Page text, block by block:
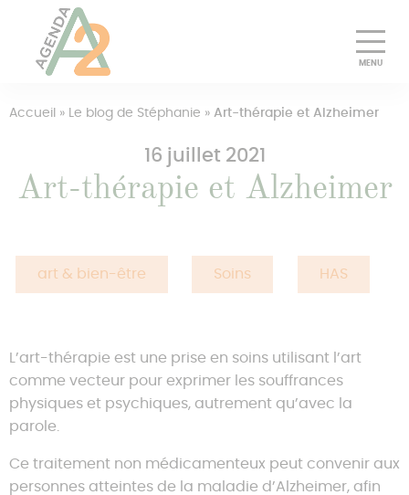
Découvrir
Essayer gratuitement
Pourquoi choisir Agenda A2
Nous contacter
Accueil » Le blog de Stéphanie » Art-thérapie et Alzheimer
16 juillet 2021
Art-thérapie et Alzheimer
art & bien-être Soins HAS
L’art-thérapie est une prise en soins utilisant l’art
comme vecteur pour exprimer les souffrances
physiques et psychiques, autrement qu’avec la
parole.
Ce traitement non médicamenteux peut convenir aux
personnes atteintes de la maladie d’Alzheimer, afin